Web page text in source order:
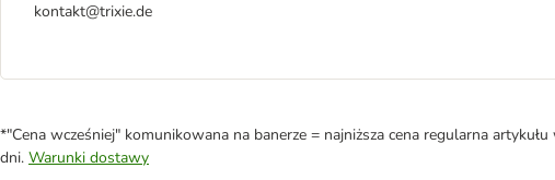
kontakt@trixie.de
*"Cena wcześniej" komunikowana na banerze = najniższa cena regularna
dni. Warunki dostawy